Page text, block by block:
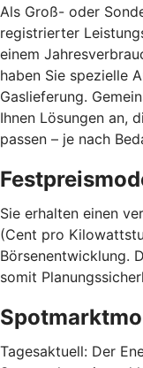
Als Groß- oder
registrierter
einem
haben Sie spezielle
Gaslieferung.
Ihnen Lösungen an,
passen – je nach
Sie erhalten einen
(Cent pro
Börsenentwicklung.
somit
Tagesaktuell: Der